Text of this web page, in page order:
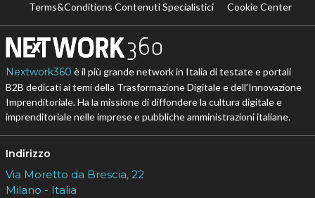
Terms&Conditions Contenuti Specialistici
Cookie Center
Nextwork360 è il più grande network in Italia di testate e portali
B2B dedicati ai temi della Trasformazione Digitale e dell’Innovazione
Imprenditoriale. Ha la missione di diffondere la cultura digitale e
imprenditoriale nelle imprese e pubbliche amministrazioni italiane.
Indirizzo
Via Moretto da Brescia, 22
Milano - Italia